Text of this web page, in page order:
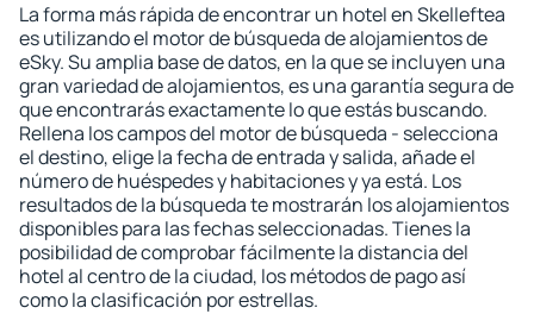
La forma más rápida de encontrar un hotel en Skelleftea
es utilizando el motor de búsqueda de alojamientos de
eSky. Su amplia base de datos, en la que se incluyen una
gran variedad de alojamientos, es una garantía segura de
que encontrarás exactamente lo que estás buscando.
Rellena los campos del motor de búsqueda - selecciona
el destino, elige la fecha de entrada y salida, añade el
número de huéspedes y habitaciones y ya está. Los
resultados de la búsqueda te mostrarán los alojamientos
disponibles para las fechas seleccionadas. Tienes la
posibilidad de comprobar fácilmente la distancia del
hotel al centro de la ciudad, los métodos de pago así
como la clasificación por estrellas.